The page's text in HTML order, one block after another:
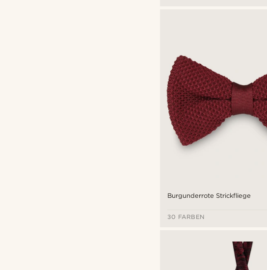
Burgunderrote Strickfliege
30 FARBEN